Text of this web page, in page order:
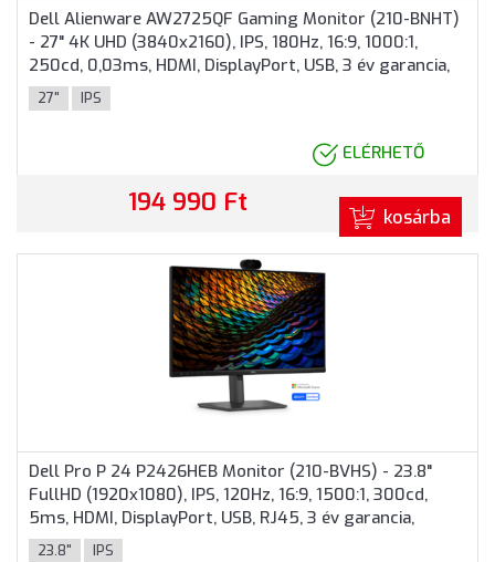
Dell Alienware AW2725QF Gaming Monitor (210-BNHT)
- 27" 4K UHD (3840x2160), IPS, 180Hz, 16:9, 1000:1,
250cd, 0,03ms, HDMI, DisplayPort, USB, 3 év garancia,
Szürke színben
27" IPS
ELÉRHETŐ
194 990 Ft kosárba
Dell Pro P 24 P2426HEB Monitor (210-BVHS) - 23.8"
FullHD (1920x1080), IPS, 120Hz, 16:9, 1500:1, 300cd,
5ms, HDMI, DisplayPort, USB, RJ45, 3 év garancia,
Fekete színben
23.8" IPS